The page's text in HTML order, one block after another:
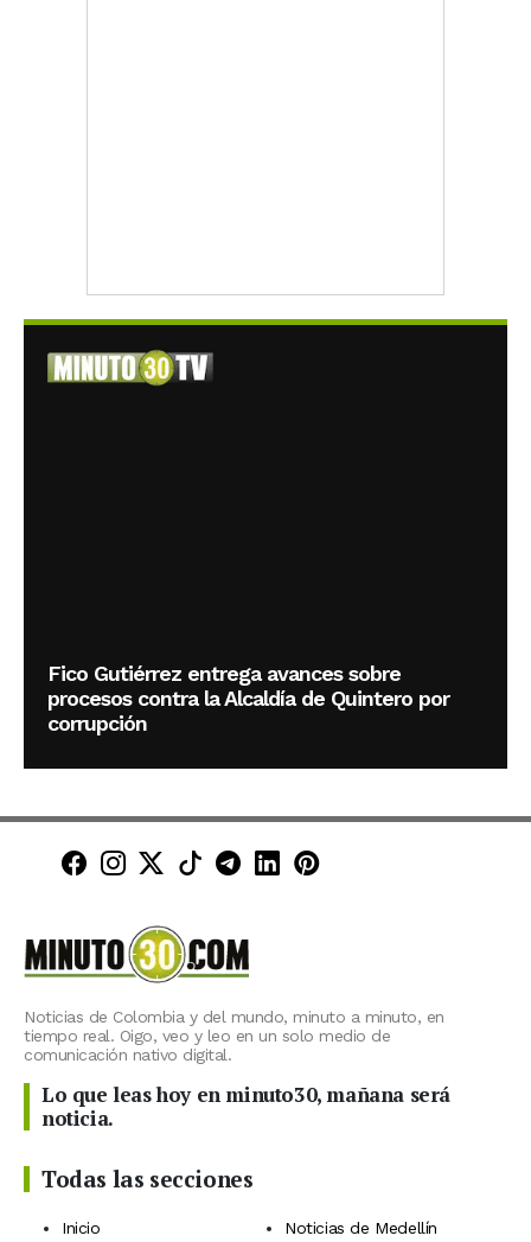
Fico Gutiérrez entrega avances sobre
procesos contra la Alcaldía de Quintero por
corrupción
Minuto30 en Facebook
Minuto30 en Instagram
Minuto30 en X (Twitter)
Minuto30 en TikTok
Canal de Minuto30 en
Minuto30 en LinkedIn
Minuto30 en
Noticias de Colombia y del mundo, minuto a minuto, en
tiempo real. Oigo, veo y leo en un solo medio de
comunicación nativo digital.
Lo que leas hoy en minuto30, mañana será
noticia.
Todas las secciones
Inicio
Noticias de Medellín